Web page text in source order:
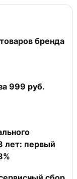
бренда
999 руб.
лет: первый